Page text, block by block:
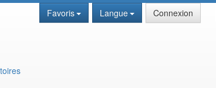
Favoris Langue Connexion